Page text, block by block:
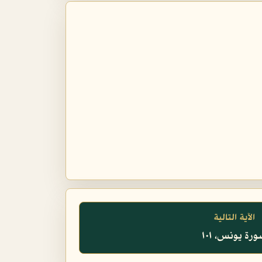
الآية التالية
يونس، ١٠١